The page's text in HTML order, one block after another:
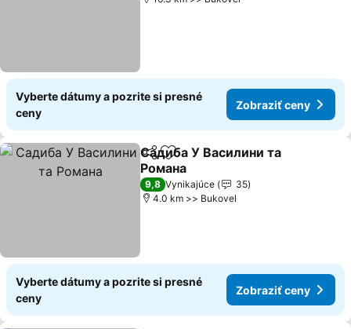
Vyberte dátumy a pozrite si presné
ceny
Zobraziť ceny
ZdieľaťPridať do obľúbených
Садиба У Василини та
Романа
Zobraziť ceny
9,8 Vynikajúce
35
4.0 km >> Bukovel
Vyberte dátumy a pozrite si presné
ceny
Zobraziť ceny